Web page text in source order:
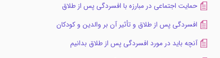
حمایت اجتماعی در مبارزه با افسردگی پس از طلاق
افسردگی پس از طلاق و تأثیر آن بر والدین و کودکان
آنچه باید در مورد افسردگی پس از طلاق بدانیم